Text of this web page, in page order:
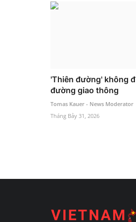
'Thiên đường' không
đường giao thông
Tomas Kauer - News Moderator
Tháng Bảy 31, 2026